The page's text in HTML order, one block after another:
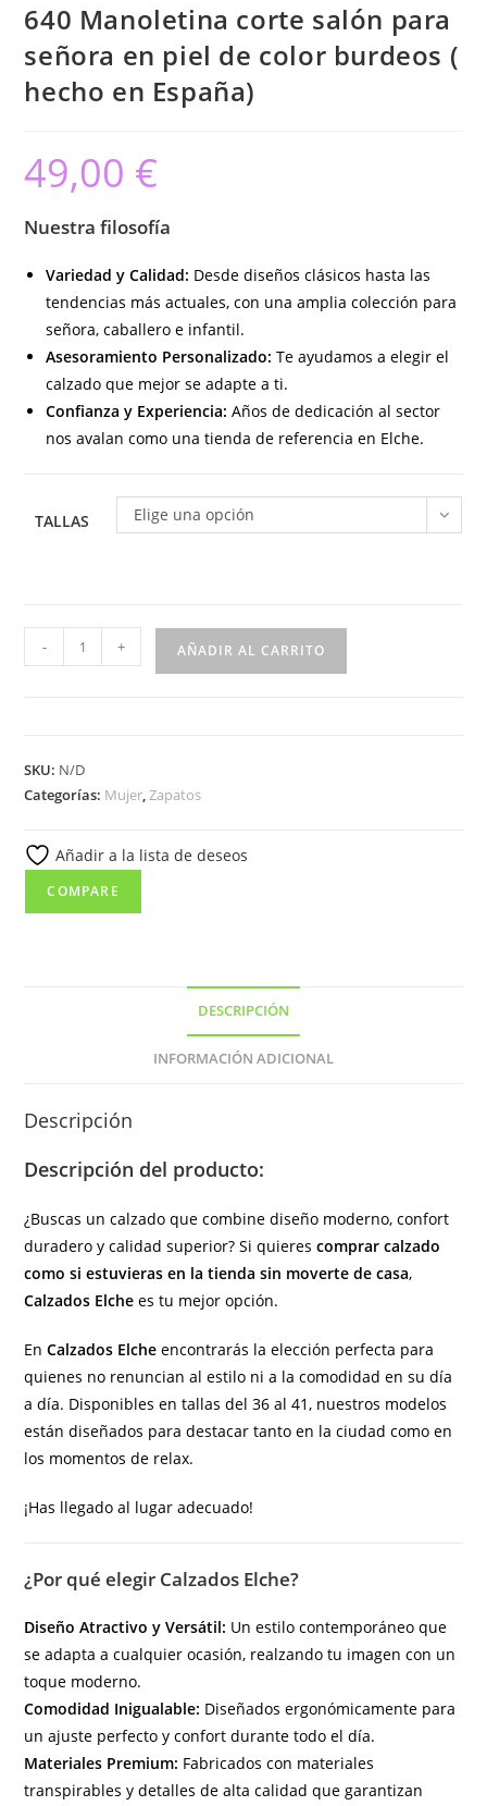
640 Manoletina corte salón para
señora en piel de color burdeos (
hecho en España)
49,00 €
Nuestra filosofía
Variedad y Calidad: Desde diseños clásicos hasta las
tendencias más actuales, con una amplia colección para
señora, caballero e infantil.
Asesoramiento Personalizado: Te ayudamos a elegir el
calzado que mejor se adapte a ti.
Confianza y Experiencia: Años de dedicación al sector
nos avalan como una tienda de referencia en Elche.
TALLAS Elige una opción
Manoletina
señora
en
de
color
burdeos
- + AÑADIR AL CARRITO
SKU: N/D
Categorías: Mujer,Zapatos
Añadir a la lista de deseos
COMPARE
DESCRIPCIÓN
INFORMACIÓN ADICIONAL
Descripción
Descripción del producto:
¿Buscas un calzado que combine diseño moderno, confort
duradero y calidad superior? Si quierescomprar calzado
como si estuvieras en la tienda sin moverte de casa,
Calzados Elche es tu mejor opción.
EnCalzados Elche encontrarás la elección perfecta para
quienes no renuncian al estilo ni a la comodidad en su día
a día. Disponibles en tallas del 36 al 41, nuestros modelos
están diseñados para destacar tanto en la ciudad como en
los momentos de relax.
¡Has llegado al lugar adecuado!
¿Por qué elegir Calzados Elche?
Diseño Atractivo y Versátil: Un estilo contemporáneo que
se adapta a cualquier ocasión, realzando tu imagen con un
toque moderno.
Comodidad Inigualable: Diseñados ergonómicamente para
un ajuste perfecto y confort durante todo el día.
Materiales Premium: Fabricados con materiales
transpirables y detalles de alta calidad que garantizan